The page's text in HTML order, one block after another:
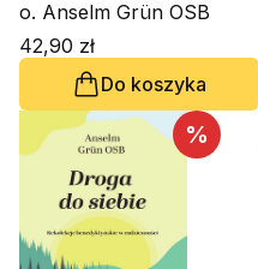
o. Anselm Grün OSB
42,90 zł
Do koszyka
%